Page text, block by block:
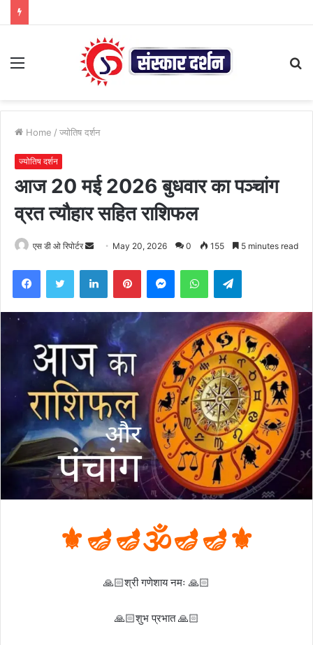
Menu
Home / ज्योतिष दर्शन
ज्योतिष दर्शन
आज 20 मई 2026 बुधवार का पञ्चांग
व्रत त्यौहार सहित राशिफल
एस डी ओ रिपोर्टर
Send May 20, 2026 0 155 5 minutes read
FacebookTwitter LinkedInPinterestMessengerWhatsAppTelegram
⚜️🪔🪔🕉️🪔🪔⚜️
🙏🏻श्री गणेशाय नमः 🙏🏻
🙏🏻शुभ प्रभात 🙏🏻